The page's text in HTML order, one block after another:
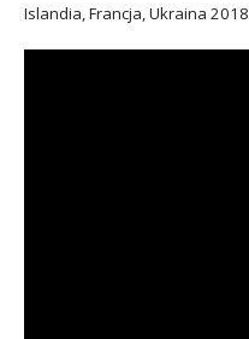
Islandia, Francja, Ukraina 2018